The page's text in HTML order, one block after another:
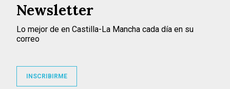
Newsletter
Lo mejor de en Castilla-La Mancha cada día en su
correo
INSCRIBIRME